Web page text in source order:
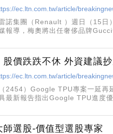
ec.ltn.com.tw/article/
諾集團（Renault ）週日（15
報導，梅奧將出任奢侈品牌
價跌跌不休 外資建議
ec.ltn.com.tw/article/
2454）Google TPU專案一延再
最新報告指出Google TPU進度
選股-價值型選股專家